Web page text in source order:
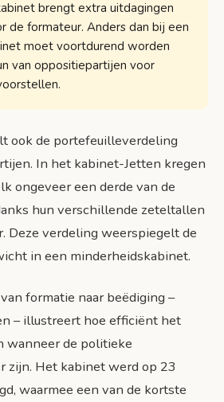
brengt extra uitdagingen
de formateur. Anders dan bij een
moet voortdurend worden
van oppositiepartijen voor
ook de portefeuilleverdeling
In het kabinet-Jetten kregen
ongeveer een derde van de
hun verschillende zeteltallen
Deze verdeling weerspiegelt de
in een minderheidskabinet.
formatie naar beëdiging –
– illustreert hoe efficiënt het
wanneer de politieke
zijn. Het kabinet werd op 23
waarmee een van de kortste